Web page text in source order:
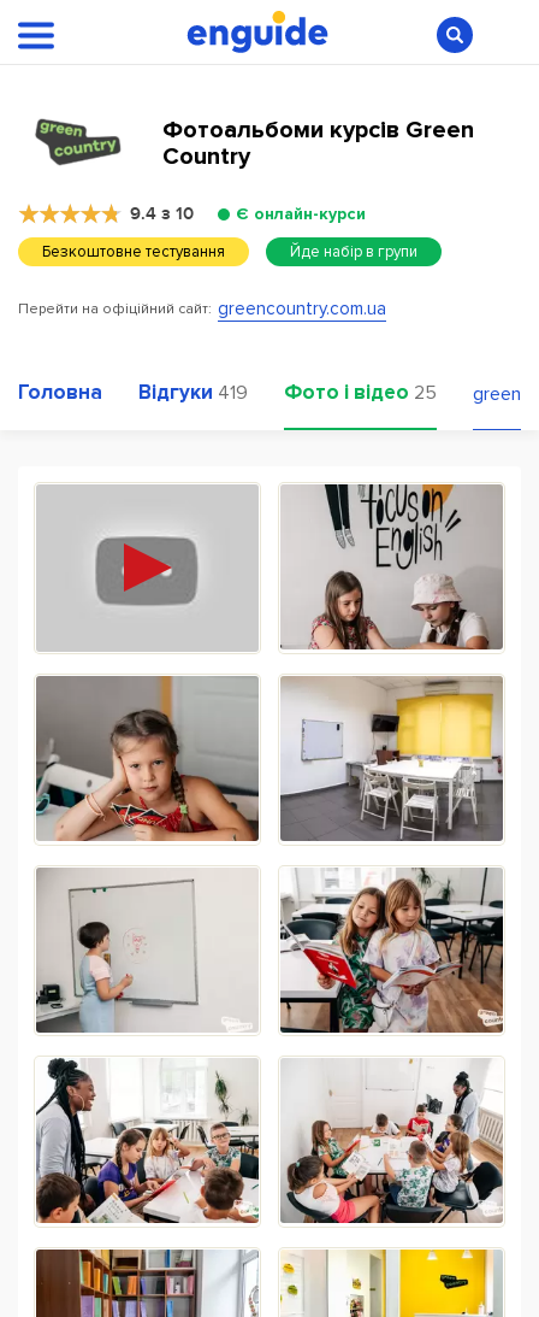
Фотоальбоми курсів Green
Country
9.4 з 10 Є онлайн-курси
Безкоштовне тестування Йде набір в групи
Перейти на офіційний сайт: greencountry.com.ua
Головна Відгуки 419 Фото і відео 25